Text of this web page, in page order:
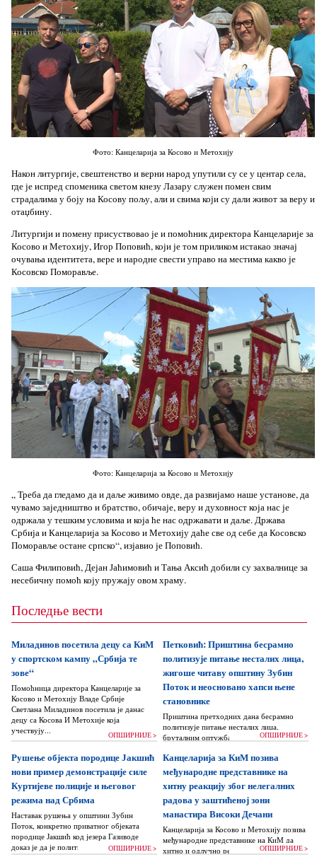
Фото: Канцеларија за Косово и Метохију
Након литургије, свештенство и верни народ упутили су се у центар села,
где је испред споменика светом кнезу Лазару служен помен свим
страдалима у боју на Косову пољу, али и свима који су дали живот за веру и
отаџбину.
Литургији и помену присуствовао је и помоћник директора Канцеларије за
Косово и Метохију, Игор Поповић, који је том приликом истакао значај
очувања идентитета, вере и народне свести управо на местима какво је
Косовско Поморавље.
Фото: Канцеларија за Косово и Метохију
„ Треба да гледамо да и даље живимо овде, да развијамо наше установе, да
чувамо заједништво и братство, обичаје, веру и духовност која нас је
одржала у тешким условима и која ће нас одржавати и даље. Држава
Србија и Канцеларија за Косово и Метохију даће све од себе да Косовско
Поморавље остане српско“, изјавио је Поповић.
Саша Филиповић, Дејан Јаћимовић и Тања Аксић добили су захвалнице за
несебичну помоћ коју пружају овом храму.
Последње вести
Миладинов посетила децу са КиМ
у спортском кампу „Србија те
зове“
Помоћница директора Канцеларије за
Косово и Метохију Владе Србије
Светлана Миладинов посетила је данас
децу са Косова И Метохије која
учествују...
ОПШИРНИЈЕ >
Петковић: Приштина бесрамно
политизује питање несталих лица,
жигоше читаву општину Зубин
Поток и неосновано хапси њене
становнике
Приштина претходних дана бесрамно
политизује питање несталих лица,
бруталним оптужбама на рачун Београда
жигоше...
ОПШИРНИЈЕ >
Рушење објекта породице Јакшић
нови пример демонстрације силе
Куртијеве полиције и његовог
режима над Србима
Наставак рушења у општини Зубин
Поток, конкретно приватног објеката
породице Јакшић код језера Газиводе
доказ је да је политика Аљбина Куртија...
ОПШИРНИЈЕ >
Канцеларија за КиМ позива
међународне представнике на
хитну реакцију због нелегалних
радова у заштићеној зони
манастира Високи Дечани
Канцеларија за Косово и Метохију позива
међународне представнике на КиМ да
хитно и одлучно реагују и да безОПШИРНИЈЕ >